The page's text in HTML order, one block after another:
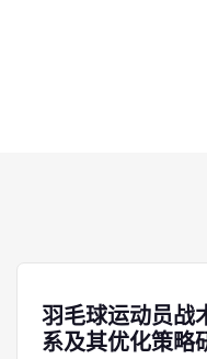
羽毛球运动员战
系及其优化策略